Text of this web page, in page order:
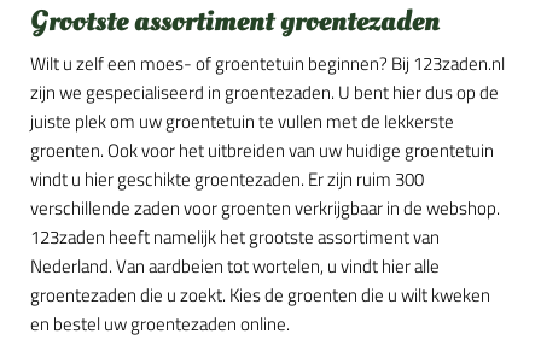
Grootste assortiment groentezaden
Wilt u zelf een moes- of groentetuin beginnen? Bij 123zaden.nl
zijn we gespecialiseerd in groentezaden. U bent hier dus op de
juiste plek om uw groentetuin te vullen met de lekkerste
groenten. Ook voor het uitbreiden van uw huidige groentetuin
vindt u hier geschikte groentezaden. Er zijn ruim 300
verschillende zaden voor groenten verkrijgbaar in de webshop.
123zaden heeft namelijk het grootste assortiment van
Nederland. Van aardbeien tot wortelen, u vindt hier alle
groentezaden die u zoekt. Kies de groenten die u wilt kweken
en bestel uw groentezaden online.